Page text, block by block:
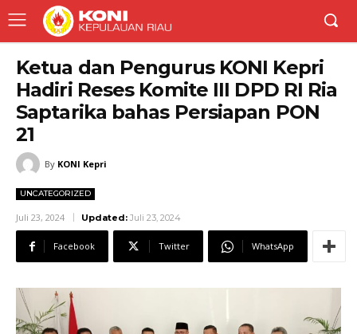
Ketua dan Pengurus KONI Kepri
Hadiri Reses Komite III DPD RI Ria
Saptarika bahas Persiapan PON
21
By KONI Kepri
UNCATEGORIZED
Juli 23, 2024 Updated: Juli 23, 2024
Facebook Twitter WhatsApp